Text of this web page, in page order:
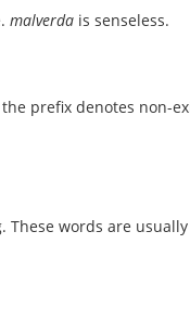
malverda is senseless.
prefix denotes non-
These words are